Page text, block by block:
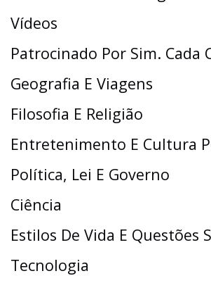
Vídeos
Patrocinado Por Sim. Cada
Geografia E Viagens
Filosofia E Religião
Entretenimento E Cultura
Política, Lei E Governo
Ciência
Estilos De Vida E Questões
Tecnologia